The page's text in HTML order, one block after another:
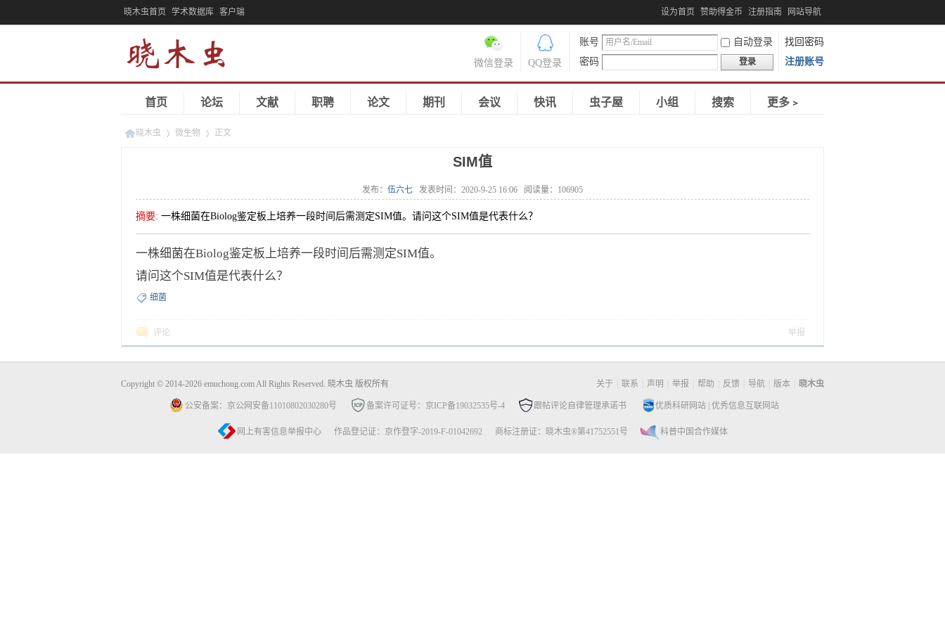
晓木虫首页 学术数据库 客户端 设为首页 赞助得金币 注册指南 网站导航
账号 自动登录
找回密码
密码
登录 注册账号
QQ登录
微信登录
首页 论坛 文献 职聘 论文 期刊 会议 快讯 虫子屋 小组 搜索 更多﹥
晓木虫 微生物 正文
SIM值
发布： 伍六七 发表时间： 2020-9-25 16:06 阅读量： 106905
摘要: 一株细菌在Biolog鉴定板上培养一段时间后需测定SIM值。请问这个SIM值是代表什么？
一株细菌在Biolog鉴定板上培养一段时间后需测定SIM值。
请问这个SIM值是代表什么？
细菌
评论 举报
关于 联系 声明 举报 帮助 反馈 导航 版本 晓木虫
Copyright © 2014-2026 emuchong.com All Rights Reserved. 晓木虫 版权所有
公安备案：京公网安备11010802030280号 备案许可证号：京ICP备19032535号-4 跟帖评论自律管理承诺书 优质科研网站 优秀信息互联网站
网上有害信息举报中心 作品登记证：京作登字-2019-F-01042692 商标注册证：晓木虫®第41752551号 科普中国合作媒体